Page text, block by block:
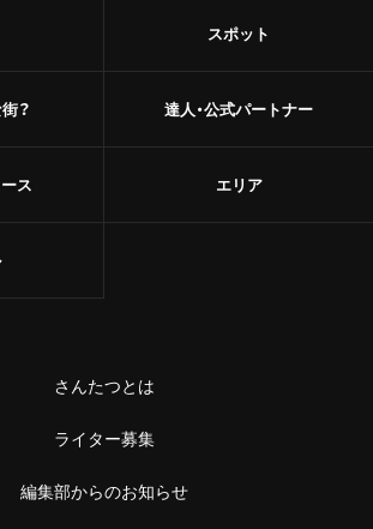
？
ス
スポット
達人・公式パートナー
エリア
さんたつとは
ライター募集
編集部からのお知らせ